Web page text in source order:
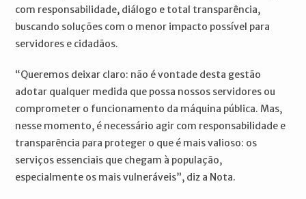
com responsabilidade, diálogo e total transparência,
buscando soluções com o menor impacto possível para
servidores e cidadãos.
“Queremos deixar claro: não é vontade desta gestão
adotar qualquer medida que possa nossos servidores ou
comprometer o funcionamento da máquina pública. Mas,
nesse momento, é necessário agir com responsabilidade e
transparência para proteger o que é mais valioso: os
serviços essenciais que chegam à população,
especialmente os mais vulneráveis”, diz a Nota.